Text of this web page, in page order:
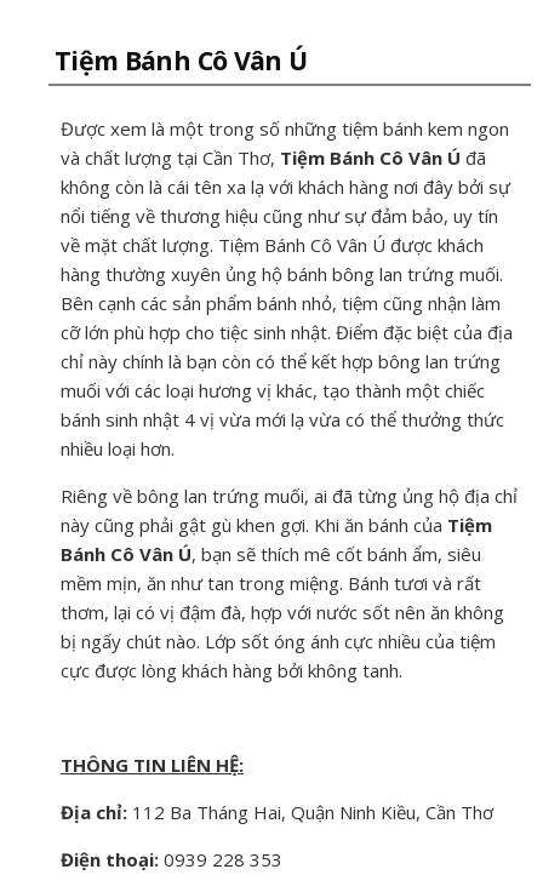
Tiệm Bánh Cô Vân Ú
Được xem là một trong số những tiệm bánh kem ngon
và chất lượng tại Cần Thơ, Tiệm Bánh Cô Vân Ú đã
không còn là cái tên xa lạ với khách hàng nơi đây bởi sự
nổi tiếng về thương hiệu cũng như sự đảm bảo, uy tín
về mặt chất lượng. Tiệm Bánh Cô Vân Ú được khách
hàng thường xuyên ủng hộ bánh bông lan trứng muối.
Bên cạnh các sản phẩm bánh nhỏ, tiệm cũng nhận làm
cỡ lớn phù hợp cho tiệc sinh nhật. Điểm đặc biệt của địa
chỉ này chính là bạn còn có thể kết hợp bông lan trứng
muối với các loại hương vị khác, tạo thành một chiếc
bánh sinh nhật 4 vị vừa mới lạ vừa có thể thưởng thức
nhiều loại hơn.
Riêng về bông lan trứng muối, ai đã từng ủng hộ địa chỉ
này cũng phải gật gù khen gợi. Khi ăn bánh của Tiệm
Bánh Cô Vân Ú, bạn sẽ thích mê cốt bánh ẩm, siêu
mềm mịn, ăn như tan trong miệng. Bánh tươi và rất
thơm, lại có vị đậm đà, hợp với nước sốt nên ăn không
bị ngấy chút nào. Lớp sốt óng ánh cực nhiều của tiệm
cực được lòng khách hàng bởi không tanh.
THÔNG TIN LIÊN HỆ:
Địa chỉ: 112 Ba Tháng Hai, Quận Ninh Kiều, Cần Thơ
Điện thoại: 0939 228 353